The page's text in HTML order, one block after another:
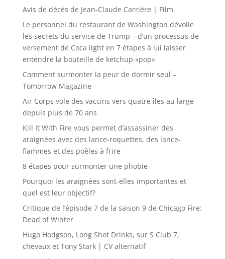
Avis de décès de Jean-Claude Carrière | Film
Le personnel du restaurant de Washington dévoile
les secrets du service de Trump – d’un processus de
versement de Coca light en 7 étapes à lui laisser
entendre la bouteille de ketchup «pop»
Comment surmonter la peur de dormir seul –
Tomorrow Magazine
Air Corps vole des vaccins vers quatre îles au large
depuis plus de 70 ans
Kill It With Fire vous permet d’assassiner des
araignées avec des lance-roquettes, des lance-
flammes et des poêles à frire
8 étapes pour surmonter une phobie
Pourquoi les araignées sont-elles importantes et
quel est leur objectif?
Critique de l’épisode 7 de la saison 9 de Chicago Fire:
Dead of Winter
Hugo Hodgson, Long Shot Drinks, sur S Club 7,
chevaux et Tony Stark | CV alternatif